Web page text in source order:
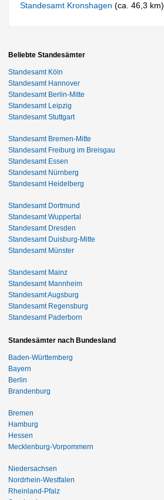
Standesamt Kronshagen(ca. 46,3 km)
Beliebte Standesämter
Standesamt Köln
Standesamt Hannover
Standesamt Berlin-Mitte
Standesamt Leipzig
Standesamt Stuttgart
Standesamt Bremen-Mitte
Standesamt Freiburg im Breisgau
Standesamt Essen
Standesamt Nürnberg
Standesamt Heidelberg
Standesamt Dortmund
Standesamt Wuppertal
Standesamt Dresden
Standesamt Duisburg-Mitte
Standesamt Münster
Standesamt Mainz
Standesamt Mannheim
Standesamt Augsburg
Standesamt Regensburg
Standesamt Paderborn
Standesämter nach Bundesland
Baden-Württemberg
Bayern
Berlin
Brandenburg
Bremen
Hamburg
Hessen
Mecklenburg-Vorpommern
Niedersachsen
Nordrhein-Westfalen
Rheinland-Pfalz